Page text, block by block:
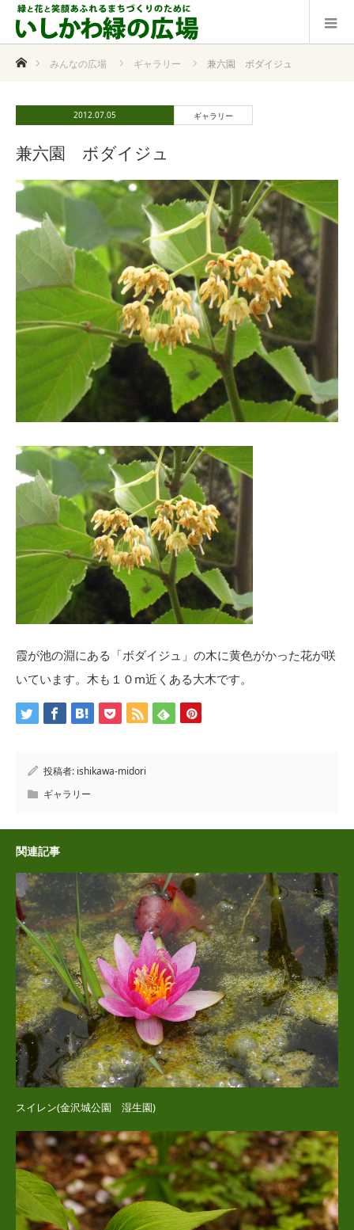
ホームみんなの広場 ギャラリー 兼六園 ボダイジュ
2012.07.05 ギャラリー
兼六園 ボダイジュ
霞が池の淵にある「ボダイジュ」の木に黄色がかった花が咲
いています。木も１０m近くある大木です。
投稿者: ishikawa-midori
ギャラリー
関連記事
スイレン(金沢城公園 湿生園)